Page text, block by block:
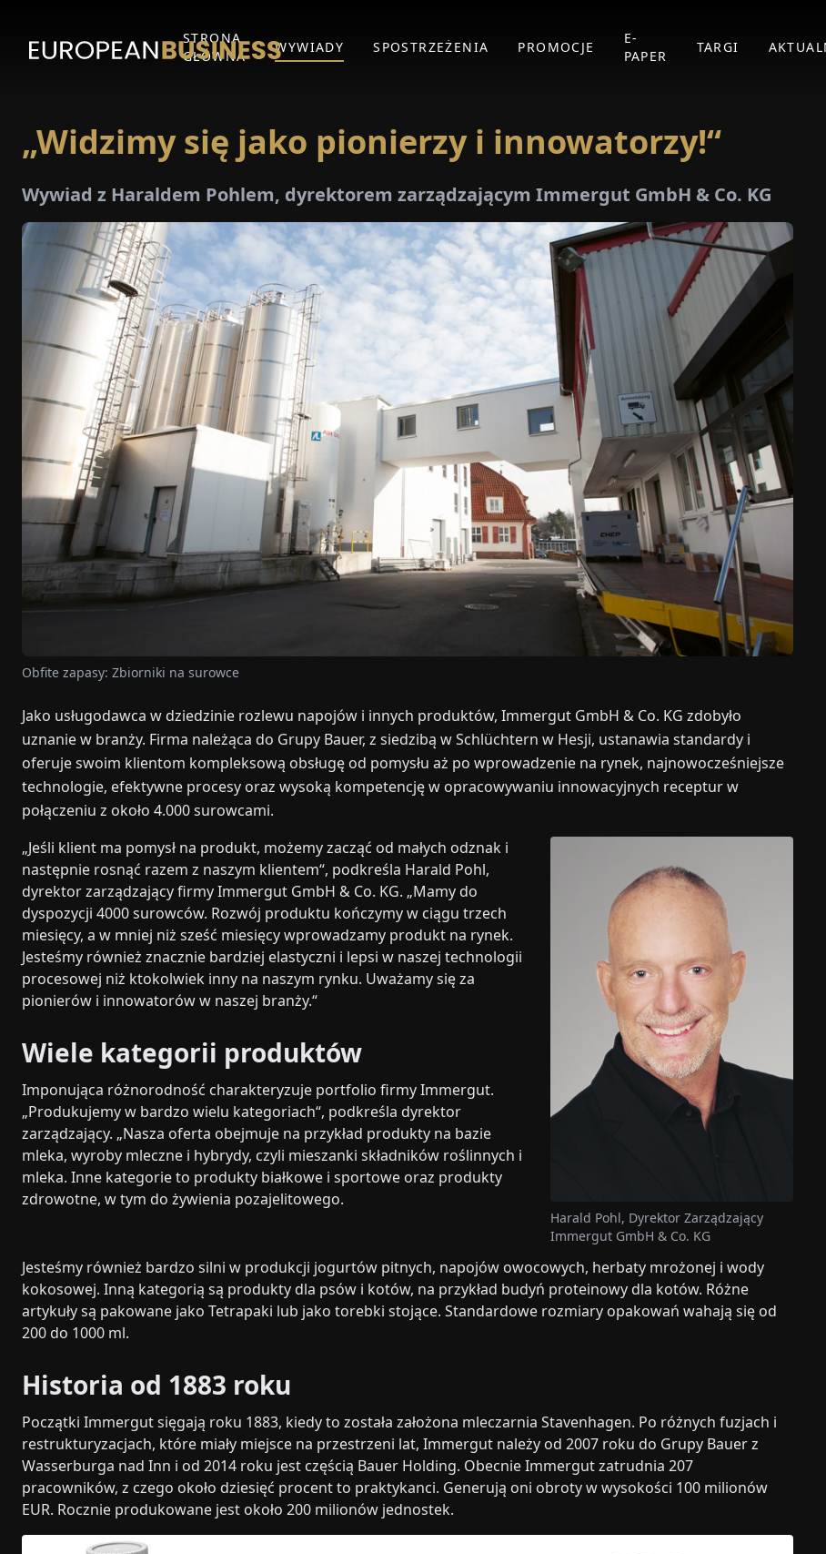
STRONA
GŁÓWNA
WYWIADY SPOSTRZEŻENIA PROMOCJE
E-
PAPER
TARGI
„Widzimy się jako pionierzy i innowatorzy!“
Wywiad z Haraldem Pohlem, dyrektorem zarządzającym Immergut GmbH & Co. KG
Obfite zapasy: Zbiorniki na surowce
Jako usługodawca w dziedzinie rozlewu napojów i innych produktów, Immergut GmbH & Co. KG zdobyło
uznanie w branży. Firma należąca do Grupy Bauer, z siedzibą w Schlüchtern w Hesji, ustanawia standardy i
oferuje swoim klientom kompleksową obsługę od pomysłu aż po wprowadzenie na rynek, najnowocześniejsze
technologie, efektywne procesy oraz wysoką kompetencję w opracowywaniu innowacyjnych receptur w
połączeniu z około 4.000 surowcami.
„Jeśli klient ma pomysł na produkt, możemy zacząć od małych odznak i
następnie rosnąć razem z naszym klientem“, podkreśla Harald Pohl,
dyrektor zarządzający firmy Immergut GmbH & Co. KG. „Mamy do
dyspozycji 4000 surowców. Rozwój produktu kończymy w ciągu trzech
miesięcy, a w mniej niż sześć miesięcy wprowadzamy produkt na rynek.
Jesteśmy również znacznie bardziej elastyczni i lepsi w naszej technologii
procesowej niż ktokolwiek inny na naszym rynku. Uważamy się za
pionierów i innowatorów w naszej branży.“
Wiele kategorii produktów
Imponująca różnorodność charakteryzuje portfolio firmy Immergut.
„Produkujemy w bardzo wielu kategoriach“, podkreśla dyrektor
zarządzający. „Nasza oferta obejmuje na przykład produkty na bazie
mleka, wyroby mleczne i hybrydy, czyli mieszanki składników roślinnych i
mleka. Inne kategorie to produkty białkowe i sportowe oraz produkty
zdrowotne, w tym do żywienia pozajelitowego.
Harald Pohl, Dyrektor Zarządzający
Immergut GmbH & Co. KG
Jesteśmy również bardzo silni w produkcji jogurtów pitnych, napojów owocowych, herbaty mrożonej i wody
kokosowej. Inną kategorią są produkty dla psów i kotów, na przykład budyń proteinowy dla kotów. Różne
artykuły są pakowane jako Tetrapaki lub jako torebki stojące. Standardowe rozmiary opakowań wahają się od
200 do 1000 ml.
Historia od 1883 roku
Początki Immergut sięgają roku 1883, kiedy to została założona mleczarnia Stavenhagen. Po różnych fuzjach i
restrukturyzacjach, które miały miejsce na przestrzeni lat, Immergut należy od 2007 roku do Grupy Bauer z
Wasserburga nad Inn i od 2014 roku jest częścią Bauer Holding. Obecnie Immergut zatrudnia 207
pracowników, z czego około dziesięć procent to praktykanci. Generują oni obroty w wysokości 100 milionów
EUR. Rocznie produkowane jest około 200 milionów jednostek.